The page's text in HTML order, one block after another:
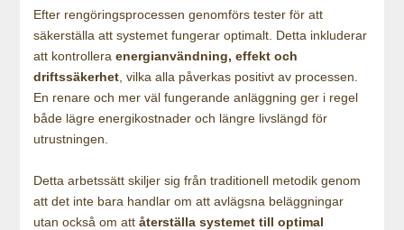
Efter rengöringsprocessen genomförs tester för att
säkerställa att systemet fungerar optimalt. Detta inkluderar
att kontrolleraenergianvändning, effekt och
driftssäkerhet , vilka alla påverkas positivt av processen.
En renare och mer väl fungerande anläggning ger i regel
både lägre energikostnader och längre livslängd för
utrustningen.
Detta arbetssätt skiljer sig från traditionell metodik genom
att det inte bara handlar om att avlägsna beläggningar
utan också om attåterställa systemet till optimal